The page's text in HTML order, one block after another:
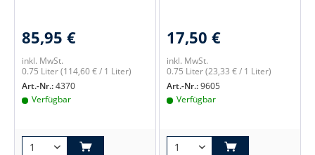
85,95 €
inkl. MwSt.
0.75 Liter(114,60 € / 1 Liter)
Art.-Nr.:4370
Verfügbar
17,50 €
inkl. MwSt.
0.75 Liter(23,33 € / 1 Liter)
Art.-Nr.:9605
Verfügbar